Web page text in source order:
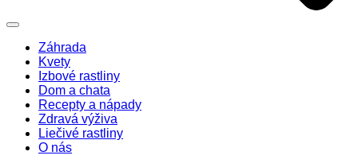
Záhrada
Kvety
Izbové rastliny
Dom a chata
Recepty a nápady
Zdravá výživa
Liečivé rastliny
O nás